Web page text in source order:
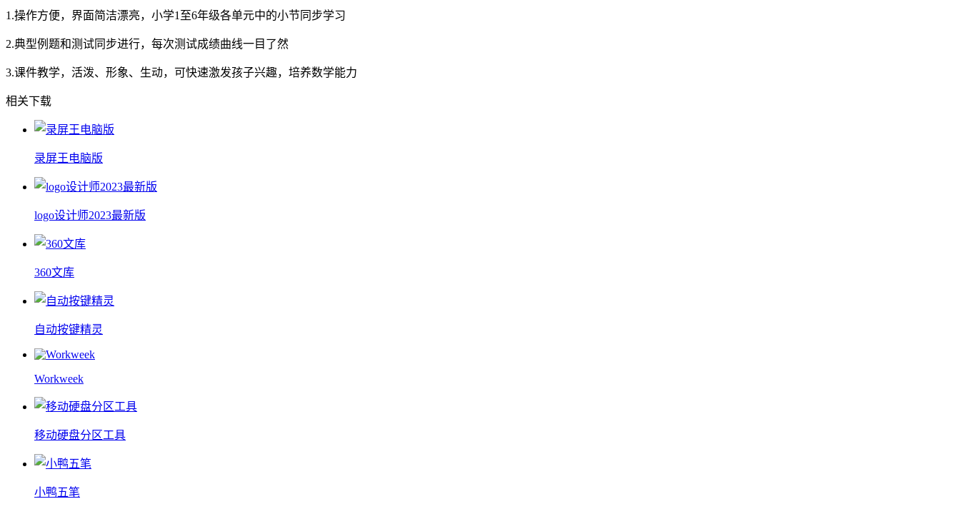
1.操作方便，界面简洁漂亮，小学1至6年级各单元中的小节同步学习
2.典型例题和测试同步进行，每次测试成绩曲线一目了然
3.课件教学，活泼、形象、生动，可快速激发孩子兴趣，培养数学能力
相关下载
录屏王电脑版
logo设计师2023最新版
360文库
自动按键精灵
Workweek
移动硬盘分区工具
小鸭五笔